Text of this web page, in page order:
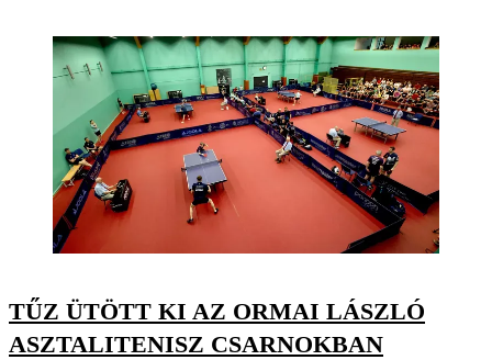
TŰZ ÜTÖTT KI AZ ORMAI LÁSZLÓ
ASZTALITENISZ CSARNOKBAN